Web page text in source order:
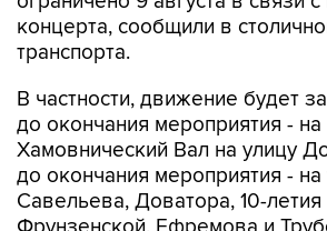
транспорта.
В частности, движение будет
Хамовнический Вал на улицу
до окончания мероприятия - на
Савельева, Доватора, 10-
Фрунзенской, Ефремова и
Проектируемом проезде №